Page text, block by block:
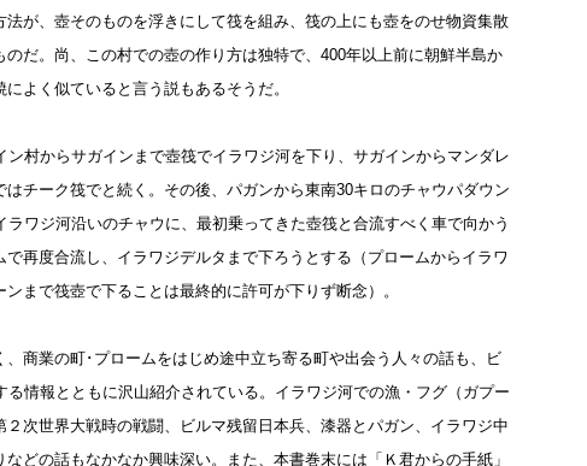
法が、壺そのものを浮きにして筏を組み、筏の上にも壺をのせ物資集散
だ。尚、この村での壺の作り方は独特で、400年以上前に朝鮮半島か
よく似ていると言う説もあるそうだ。
ン村からサガインまで壺筏でイラワジ河を下り、サガインからマンダレ
チーク筏でと続く。その後、パガンから東南30キロのチャウパダウン
ワジ河沿いのチャウに、最初乗ってきた壺筏と合流すべく車で向かう
再度合流し、イラワジデルタまで下ろうとする（プロームからイラワ
まで筏壺で下ることは最終的に許可が下りず断念）。
商業の町･プロームをはじめ途中立ち寄る町や出会う人々の話も、ビ
る情報とともに沢山紹介されている。イラワジ河での漁・フグ（ガプー
次世界大戦時の戦闘、ビルマ残留日本兵、漆器とパガン、イラワジ中
どの話もなかなか興味深い。また、本書巻末には「Ｋ君からの手紙」